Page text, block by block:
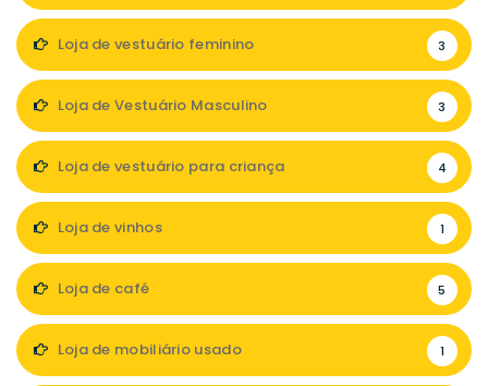
Loja de vestuário feminino 3
Loja de Vestuário Masculino 3
Loja de vestuário para criança 4
Loja de vinhos 1
Loja de café 5
Loja de mobiliário usado 1